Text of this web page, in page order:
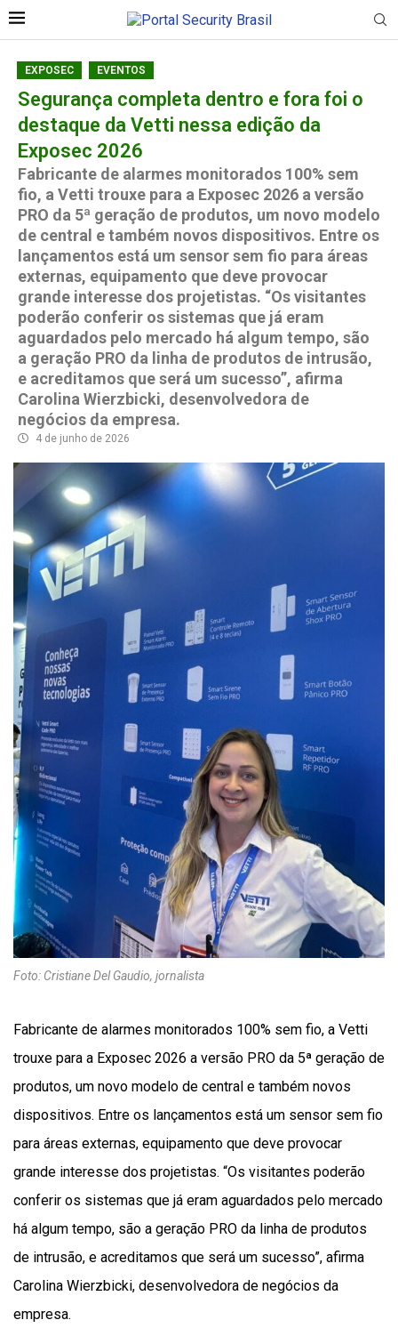
EXPOSEC EVENTOS
Segurança completa dentro e fora foi o
destaque da Vetti nessa edição da
Exposec 2026
Fabricante de alarmes monitorados 100% sem
fio, a Vetti trouxe para a Exposec 2026 a versão
PRO da 5ª geração de produtos, um novo modelo
de central e também novos dispositivos. Entre os
lançamentos está um sensor sem fio para áreas
externas, equipamento que deve provocar
grande interesse dos projetistas. “Os visitantes
poderão conferir os sistemas que já eram
aguardados pelo mercado há algum tempo, são
a geração PRO da linha de produtos de intrusão,
e acreditamos que será um sucesso”, afirma
Carolina Wierzbicki, desenvolvedora de
negócios da empresa.
4 de junho de 2026
Foto: Cristiane Del Gaudio, jornalista
Fabricante de alarmes monitorados 100% sem fio, a Vetti
trouxe para a Exposec 2026 a versão PRO da 5ª geração de
produtos, um novo modelo de central e também novos
dispositivos. Entre os lançamentos está um sensor sem fio
para áreas externas, equipamento que deve provocar
grande interesse dos projetistas. “Os visitantes poderão
conferir os sistemas que já eram aguardados pelo mercado
há algum tempo, são a geração PRO da linha de produtos
de intrusão, e acreditamos que será um sucesso”, afirma
Carolina Wierzbicki, desenvolvedora de negócios da
empresa.